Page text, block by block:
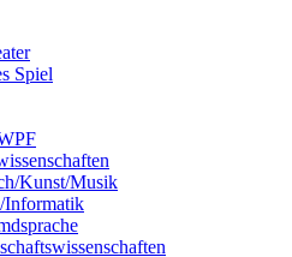
Spiel
Kunst/Musik
Informatik